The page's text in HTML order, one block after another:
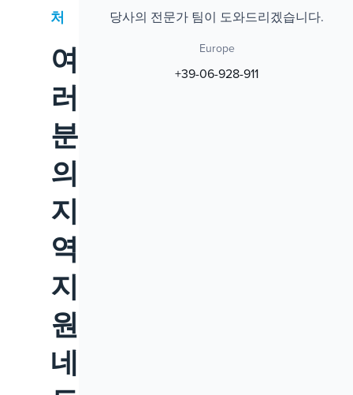
처
여
러
분
의
지
역
지
원
네
당사의 전문가 팀이 도와드리겠습니다.
Europe
+39-06-928-911